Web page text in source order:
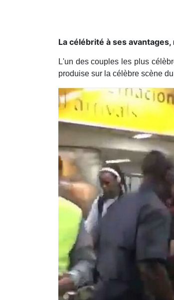
La célébrité à ses
L'un des couples les plus
produise sur la célèbre scène du